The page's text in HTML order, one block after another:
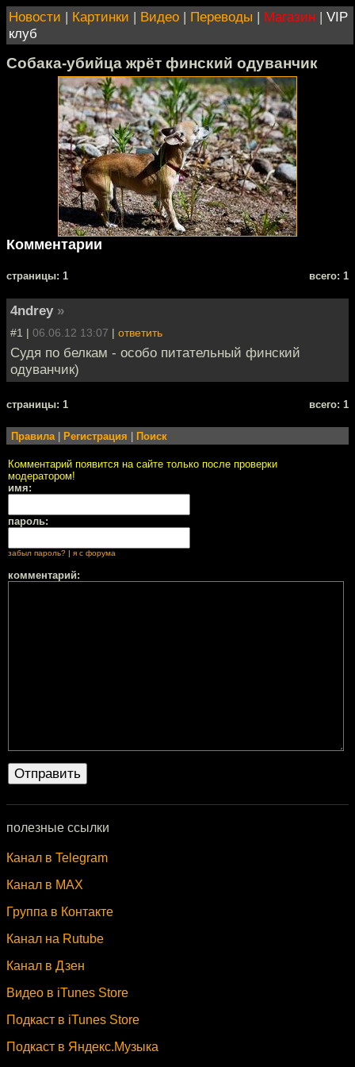
Новости | Картинки | Видео | Переводы | Магазин | VIP
клуб
Собака-убийца жрёт финский одуванчик
Комментарии
cтраницы: 1 всего: 1
4ndrey »
#1 | 06.06.12 13:07 | ответить
Судя по белкам - особо питательный финский
одуванчик)
cтраницы: 1 всего: 1
Правила Регистрация Поиск
Комментарий появится на сайте только после проверки
модератором!
имя:
пароль:
забыл пароль? | я с форума
комментарий:
полезные ссылки
Канал в Telegram
Канал в MAX
Группа в Контакте
Канал на Rutube
Канал в Дзен
Видео в iTunes Store
Подкаст в iTunes Store
Подкаст в Яндекс.Музыка